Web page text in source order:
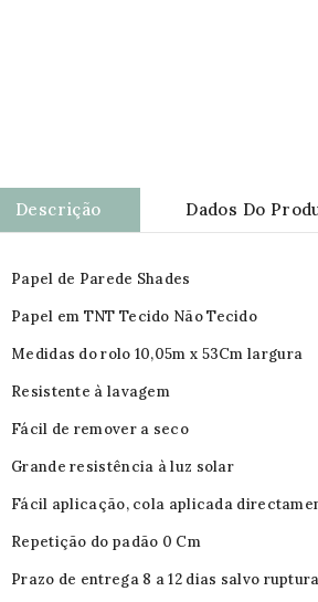
Descrição Dados Do
Papel de Parede Shades
Papel em TNT Tecido Não Tecido
Medidas do rolo 10,05m x 53Cm largura
Resistente à lavagem
Fácil de remover a seco
Grande resistência à luz solar
Fácil aplicação, cola aplicada
Repetição do padão 0 Cm
Prazo de entrega 8 a 12 dias salvo